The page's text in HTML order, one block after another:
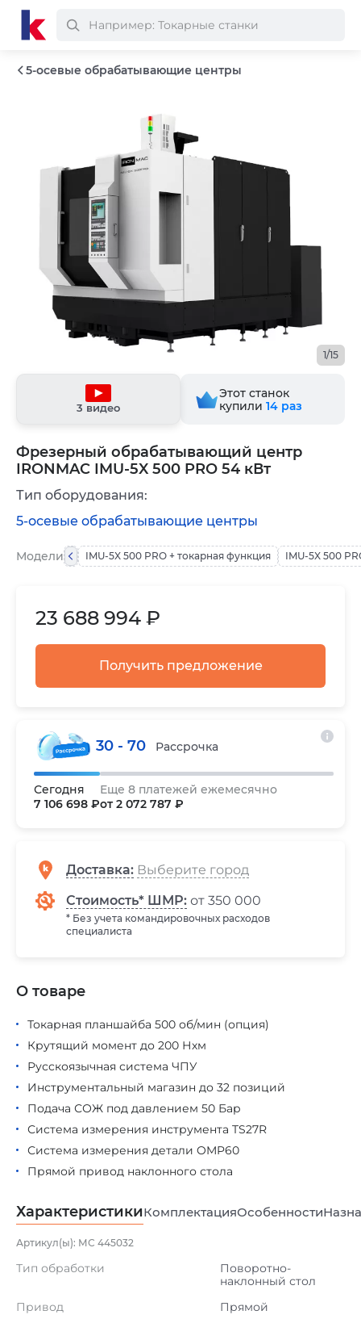
5-осевые обрабатывающие центры
Фрезерный обрабатывающий центр
IRONMAC IMU-5X 500 PRO 54 кВт
1/15
3 видео
Этот станок
купили 14 раз
23 688 994 ₽
Получить предложение
Доставка:
Стоимость* ШМР: от 350 000
* Без учета командировочных расходов
специалиста
30 - 70 Рассрочка
Сегодня
7 106 698 ₽
Еще 8 платежей ежемесячно
от 2 072 787 ₽
Модели IMU-5X 500 PRO + токарная функция IMU-5X 500
Тип оборудования:
5-осевые обрабатывающие центры
Токарная планшайба 500 об/мин (опция)
Крутящий момент до 200 Нхм
Русскоязычная система ЧПУ
Инструментальный магазин до 32 позиций
Подача СОЖ под давлением 50 Бар
Система измерения инструмента TS27R
Система измерения детали OMP60
Прямой привод наклонного стола
О товаре
ХарактеристикиКомплектацияОсобенности
Артикул(ы): МС 445032
Тип обработки
Поворотно-
наклонный стол
Привод
Прямой